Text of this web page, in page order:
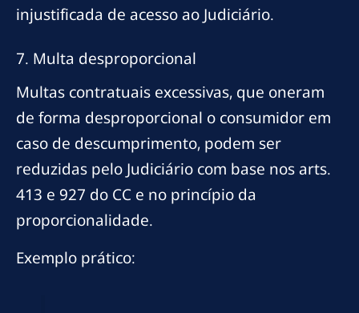
injustificada de acesso ao Judiciário.
7. Multa desproporcional
Multas contratuais excessivas, que oneram
de forma desproporcional o consumidor em
caso de descumprimento, podem ser
reduzidas pelo Judiciário com base nos arts.
413 e 927 do CC e no princípio da
proporcionalidade.
Exemplo prático: